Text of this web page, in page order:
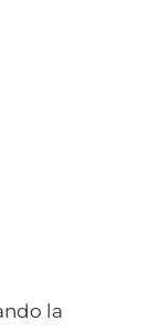
la